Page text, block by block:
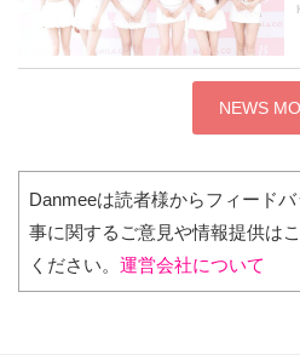
NEWS
Danmeeは読者様からフィード
事に関するご意見や情報提供は
ください。運営会社について